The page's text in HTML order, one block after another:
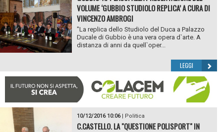
VOLUME ‘GUBBIO STUDIOLO REPLICA’ A CURA DI
VINCENZO AMBROGI
"La replica dello Studiolo del Duca a Palazzo
Ducale di Gubbio è una vera opera d`arte. A
distanza di anni da quell`oper...
LEGGI
10/12/2016 10:06| Politica
C.CASTELLO. LA "QUESTIONE POLISPORT" IN